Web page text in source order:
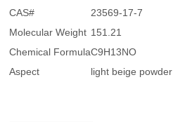
CAS#
23569-17-7
Molecular Weight 151.21
Chemical FormulaC9H13NO
Aspect
light beige powder